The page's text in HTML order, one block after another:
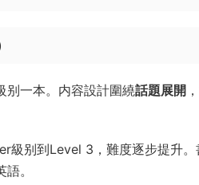
别一本。内容設計圍繞話題展開
級别到Level 3，難度逐步提升。
。